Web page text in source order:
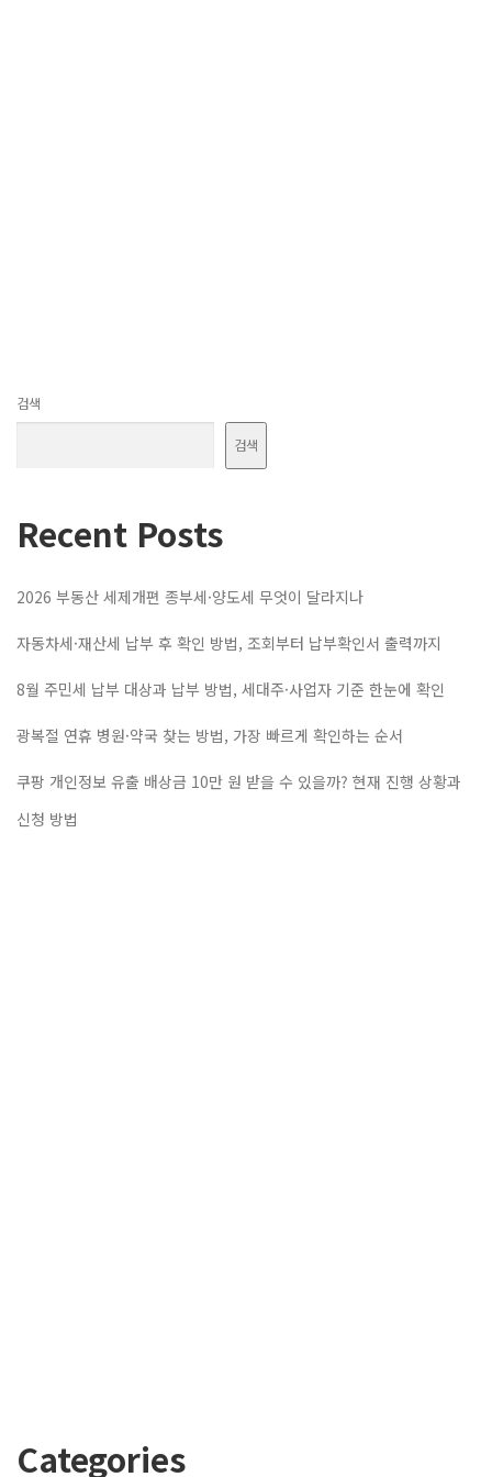
검색
검색
Recent Posts
2026 부동산 세제개편 종부세·양도세 무엇이 달라지나
자동차세·재산세 납부 후 확인 방법, 조회부터 납부확인서 출력까지
8월 주민세 납부 대상과 납부 방법, 세대주·사업자 기준 한눈에 확인
광복절 연휴 병원·약국 찾는 방법, 가장 빠르게 확인하는 순서
쿠팡 개인정보 유출 배상금 10만 원 받을 수 있을까? 현재 진행 상황과
신청 방법
Categories